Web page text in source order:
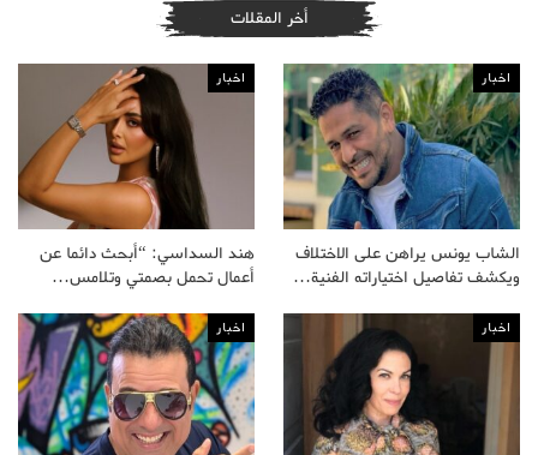
أخر المقلات
اخبار
الشاب يونس يراهن على الاختلاف
ويكشف تفاصيل اختياراته الفنية…
اخبار
هند السداسي: “أبحث دائما عن
أعمال تحمل بصمتي وتلامس…
اخبار اخبار